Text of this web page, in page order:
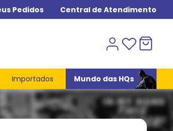
Pedidos Central de Atendimento
Importados Mundo das HQs